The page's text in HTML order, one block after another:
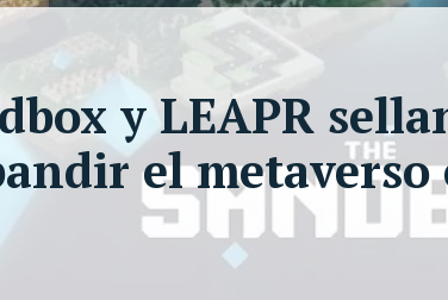
y LEAPR
el metaverso